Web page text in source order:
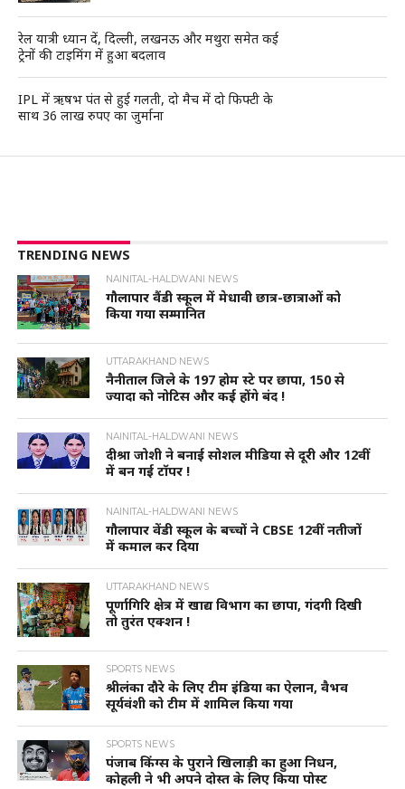
रेल यात्री ध्यान दें, दिल्ली, लखनऊ और मथुरा समेत कई
ट्रेनों की टाइमिंग में हुआ बदलाव
IPL में ऋषभ पंत से हुई गलती, दो मैच में दो फिफ्टी के
साथ 36 लाख रुपए का जुर्माना
TRENDING NEWS
NAINITAL-HALDWANI NEWS
गौलापार वैंडी स्कूल में मेधावी छात्र-छात्राओं को
किया गया सम्मानित
UTTARAKHAND NEWS
नैनीताल जिले के 197 होम स्टे पर छापा, 150 से
ज्यादा को नोटिस और कई होंगे बंद !
NAINITAL-HALDWANI NEWS
दीश्रा जोशी ने बनाई सोशल मीडिया से दूरी और 12वीं
में बन गई टॉपर !
NAINITAL-HALDWANI NEWS
गौलापार वेंडी स्कूल के बच्चों ने CBSE 12वीं नतीजों
में कमाल कर दिया
UTTARAKHAND NEWS
पूर्णागिरि क्षेत्र में खाद्य विभाग का छापा, गंदगी दिखी
तो तुरंत एक्शन !
SPORTS NEWS
श्रीलंका दौरे के लिए टीम इंडिया का ऐलान, वैभव
सूर्यवंशी को टीम में शामिल किया गया
SPORTS NEWS
पंजाब किंग्स के पुराने खिलाड़ी का हुआ निधन,
कोहली ने भी अपने दोस्त के लिए किया पोस्ट